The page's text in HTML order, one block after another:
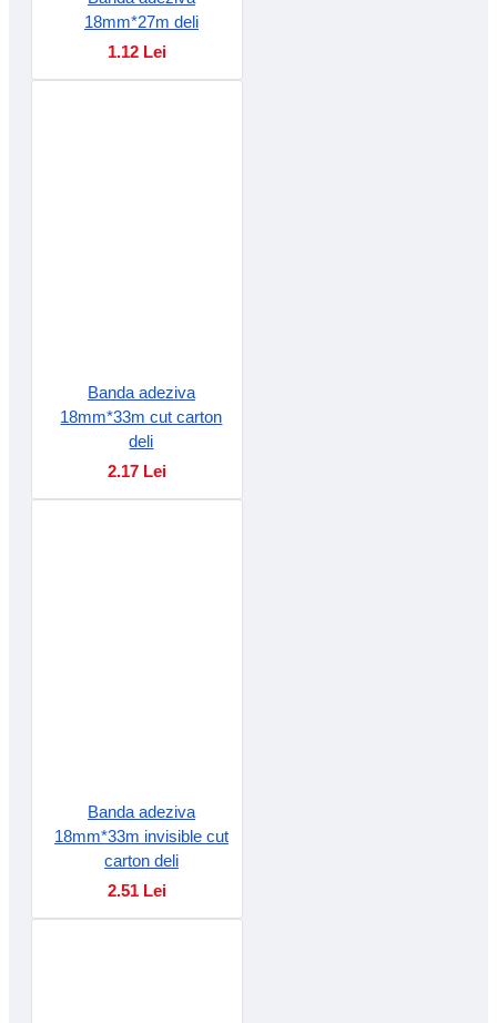
18mm*27m deli
1.12 Lei
Banda adeziva
18mm*33m cut carton
deli
2.17 Lei
Banda adeziva
18mm*33m invisible cut
carton deli
2.51 Lei